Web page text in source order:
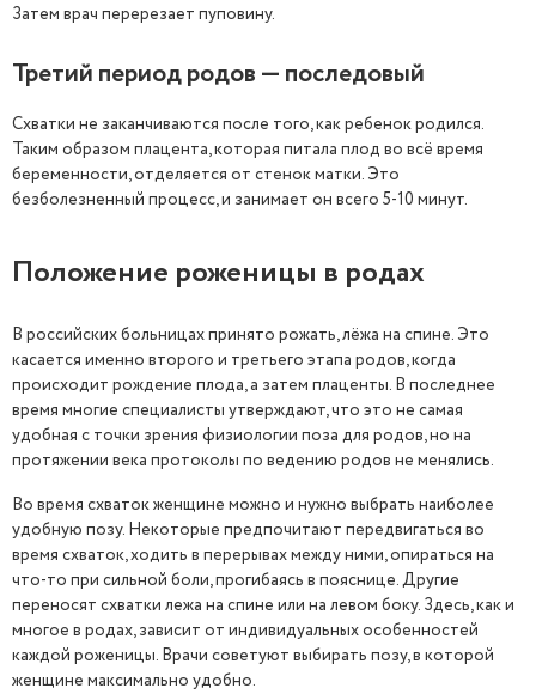
Затем врач перерезает пуповину.
Третий период родов — последовый
Схватки не заканчиваются после того, как ребенок родился.
Таким образом плацента, которая питала плод во всё время
беременности, отделяется от стенок матки. Это
безболезненный процесс, и занимает он всего 5-10 минут.
Положение роженицы в родах
В российских больницах принято рожать, лёжа на спине. Это
касается именно второго и третьего этапа родов, когда
происходит рождение плода, а затем плаценты. В последнее
время многие специалисты утверждают, что это не самая
удобная с точки зрения физиологии поза для родов, но на
протяжении века протоколы по ведению родов не менялись.
Во время схваток женщине можно и нужно выбрать наиболее
удобную позу. Некоторые предпочитают передвигаться во
время схваток, ходить в перерывах между ними, опираться на
что-то при сильной боли, прогибаясь в пояснице. Другие
переносят схватки лежа на спине или на левом боку. Здесь, как и
многое в родах, зависит от индивидуальных особенностей
каждой роженицы. Врачи советуют выбирать позу, в которой
женщине максимально удобно.